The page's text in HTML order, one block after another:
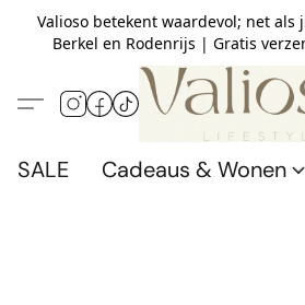
Valioso betekent waardevol; net
Berkel en Rodenrijs | Gratis
SALE Cadeaus & Wonen